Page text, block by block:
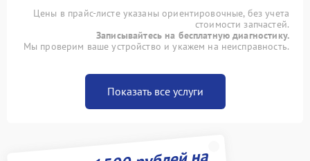
Цены в прайс-листе указаны ориентировочные, без учета
стоимости запчастей.
Записывайтесь на бесплатную диагностику.
Мы проверим ваше устройство и укажем на неисправность.
Показать все услуги